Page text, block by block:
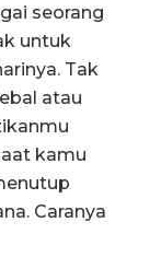
seorang
untuk
Tak
atau
kamu
Caranya